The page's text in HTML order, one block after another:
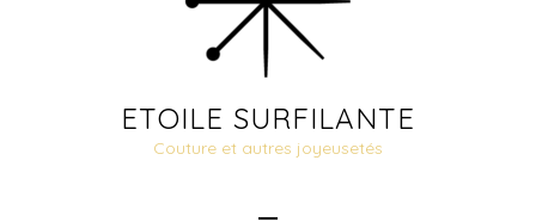
ETOILE SURFILANTE
Couture et autres joyeusetés